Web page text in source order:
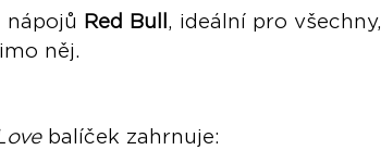
nápojů Red Bull , ideální pro všechny,
něj.
balíček zahrnuje: